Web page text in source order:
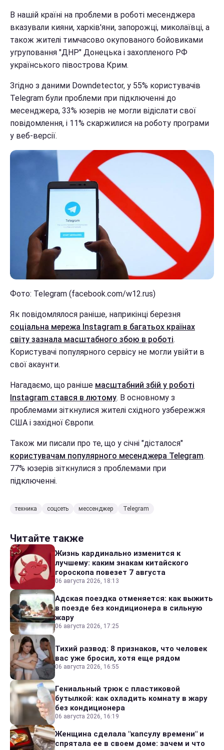
В нашій країні на проблеми в роботі месенджера
вказували кияни, харків'яни, запорожці, миколаївці, а
також жителі тимчасово окупованого бойовиками
угруповання "ДНР" Донецька і захопленого РФ
українського півострова Крим.
Згідно з даними Downdetector, у 55% користувачів
Telegram були проблеми при підключенні до
месенджера, 33% юзерів не могли відіслати свої
повідомлення, і 11% скаржилися на роботу програми
у веб-версії.
Фото: Telegram (facebook.com/w12.rus)
Як повідомлялося раніше, наприкінці березня
соціальна мережа Instagram в багатьох країнах
світу зазнала масштабного збою в роботі.
Користувачі популярного сервісу не могли увійти в
свої акаунти.
Нагадаємо, що раніше масштабний збій у роботі
Instagram стався в лютому. В основному з
проблемами зіткнулися жителі східного узбережжя
США і західної Європи.
Також ми писали про те, що у січні "дісталося"
користувачам популярного месенджера Telegram.
77% юзерів зіткнулися з проблемами при
підключенні.
техника соцсеть мессенджер Telegram
Читайте также
Жизнь кардинально изменится к
лучшему: каким знакам китайского
гороскопа повезет 7 августа
06 августа 2026, 18:13
Адская поездка отменяется: как выжить
в поезде без кондиционера в сильную
жару
06 августа 2026, 17:25
Тихий развод: 8 признаков, что человек
вас уже бросил, хотя еще рядом
06 августа 2026, 16:55
Гениальный трюк с пластиковой
бутылкой: как охладить комнату в жару
без кондиционера
06 августа 2026, 16:19
Женщина сделала "капсулу времени" и
спрятала ее в своем доме: зачем и что